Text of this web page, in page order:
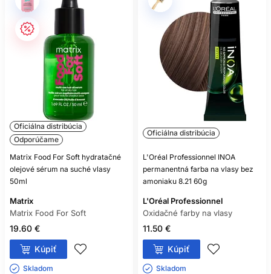
Oficiálna distribúcia
Odporúčame
Matrix Food For Soft hydratačné
olejové sérum na suché vlasy
50ml
Matrix
Matrix Food For Soft
19.60 €
Kúpiť
Skladom ㅤ
Oficiálna distribúcia
L'Oréal Professionnel INOA
permanentná farba na vlasy bez
amoniaku 8.21 60g
L'Oréal Professionnel
Oxidačné farby na vlasy
11.50 €
Kúpiť
Skladom ㅤ